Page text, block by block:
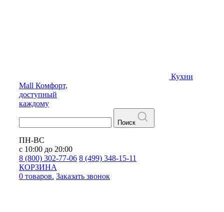
Кухни
Mall Комфорт,
доступный
каждому
Поиск
ПН-ВС
с 10:00 до 20:00
8 (800) 302-77-06 8 (499) 348-15-11
КОРЗИНА
0 товаров. Заказать звонок